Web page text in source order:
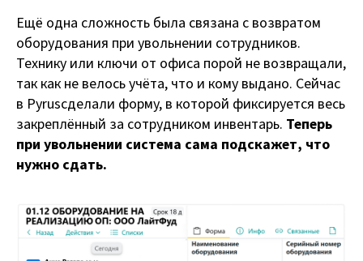
Ещё одна сложность была связана с возвратом
оборудования при увольнении сотрудников.
Технику или ключи от офиса порой не возвращали,
так как не велось учёта, что и кому выдано. Сейчас
в Pyrusсделали форму, в которой фиксируется весь
закреплённый за сотрудником инвентарь. Теперь
при увольнении система сама подскажет, что
нужно сдать.